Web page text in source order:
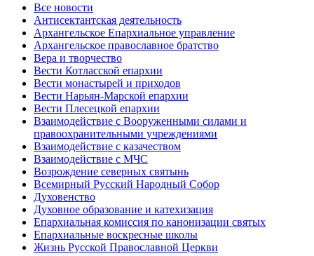
Все новости
Антисектантская деятельность
Архангельское Епархиальное управление
Архангельское православное братство
Вера и творчество
Вести Котласской епархии
Вести монастырей и приходов
Вести Нарьян-Марской епархии
Вести Плесецкой епархии
Взаимодействие с Вооруженными силами и
правоохранительными учреждениями
Взаимодействие с казачеством
Взаимодействие с МЧС
Возрождение северных святынь
Всемирный Русский Народный Собор
Духовенство
Духовное образование и катехизация
Епархиальная комиссия по канонизации святых
Епархиальные воскресные школы
Жизнь Русской Православной Церкви